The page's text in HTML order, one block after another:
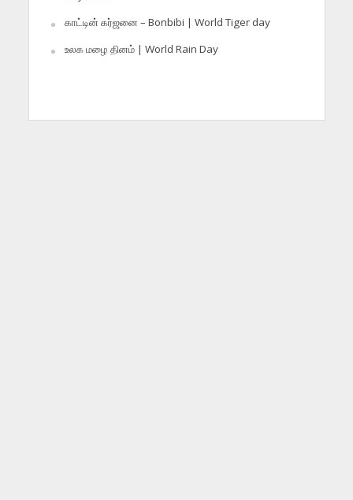
காட்டின் கர்ஜனை – Bonbibi | World Tiger day
உலக மழை தினம் | World Rain Day